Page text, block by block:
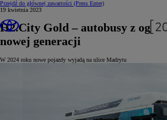
Przejdź do głównej zawartości (Press Enter)
19 kwietnia 2023
H2.City Gold – autobusy z
nowej generacji
W 2024 roku nowe pojazdy wyjadą na ulice Madrytu